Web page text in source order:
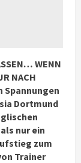
WENN
NACH
Spannungen
Dortmund
nur ein
zum
Trainer